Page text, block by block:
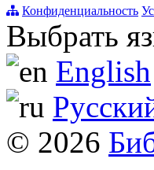
Конфиденциальность
Выбрать
English
© 2026